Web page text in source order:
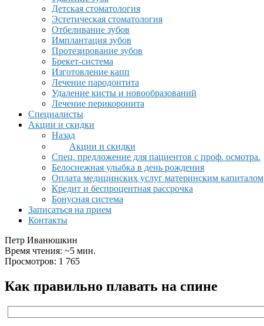
Детская стоматология
Эстетическая стоматология
Отбеливание зубов
Имплантация зубов
Протезирование зубов
Брекет-система
Изготовление капп
Лечение пародонтита
Удаление кисты и новообразований
Лечение перикоронита
Специалисты
Акции и скидки
Назад
Акции и скидки
Спец. предложение для пациентов с проф. осмотра.
Белоснежная улыбка в день рождения
Оплата медицинских услуг материнским капиталом
Кредит и беспроцентная рассрочка
Бонусная система
Записаться на прием
Контакты
Петр Иванюшкин
Время чтения: ~5 мин.
Просмотров: 1 765
Как правильно плавать на спине